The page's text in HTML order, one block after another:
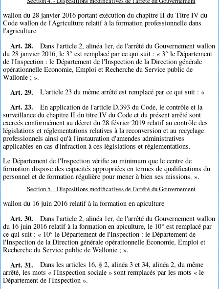
wallon du 28 janvier 2016 portant exécution du chapitre II du Titre IV du
Code wallon de l'Agriculture relatif à la formation professionnelle dans
l'agriculture
Art. 28.
Dans l'article 2, alinéa 1er, de l'arrêté du Gouvernement wallon
du 28 janvier 2016, le 3° est remplacé par ce qui suit : « 3° le Département
de l'Inspection : le Département de l'Inspection de la Direction générale
opérationnelle Economie, Emploi et Recherche du Service public de
Wallonie ; ».
Art. 29. L'article 23 du même arrêté est remplacé par ce qui suit : «
Art. 23.
En application de l'article D.393 du Code, le contrôle et la
surveillance du chapitre II du titre IV du Code et du présent arrêté sont
exercés conformément au décret du 28 février 2019 relatif au contrôle des
législations et réglementations relatives à la reconversion et au recyclage
professionnels ainsi qu'à l'instauration d'amendes administratives
applicables en cas d'infraction à ces législations et réglementations.
Le Département de l'Inspection vérifie au minimum que le centre de
formation dispose des capacités appropriées en termes de qualifications du
personnel et de formation régulière pour mener à bien ses missions. ».
Section 5. - Dispositions modificatives de l'arrêté du Gouvernement
wallon du 16 juin 2016 relatif à la formation en apiculture
Art. 30.
Dans l'article 2, alinéa 1er, de l'arrêté du Gouvernement wallon
du 16 juin 2016 relatif à la formation en apiculture, le 10° est remplacé par
ce qui suit : « 10° le Département de l'Inspection : le Département de
l'Inspection de la Direction générale opérationnelle Economie, Emploi et
Recherche du Service public de Wallonie ; ».
Art. 31.
Dans les articles 16, § 2, alinéa 3 et 34, alinéa 2, du même
arrêté, les mots « l'Inspection sociale » sont remplacés par les mots « le
Département de l'Inspection ».